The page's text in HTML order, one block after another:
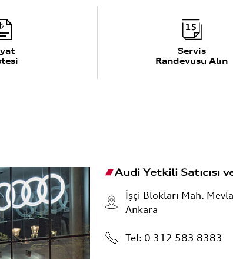
Servis
Randevusu Alın
Audi Yetkili Satıcısı
İşçi Blokları Mah.
Ankara
Tel: 0 312 583 8383